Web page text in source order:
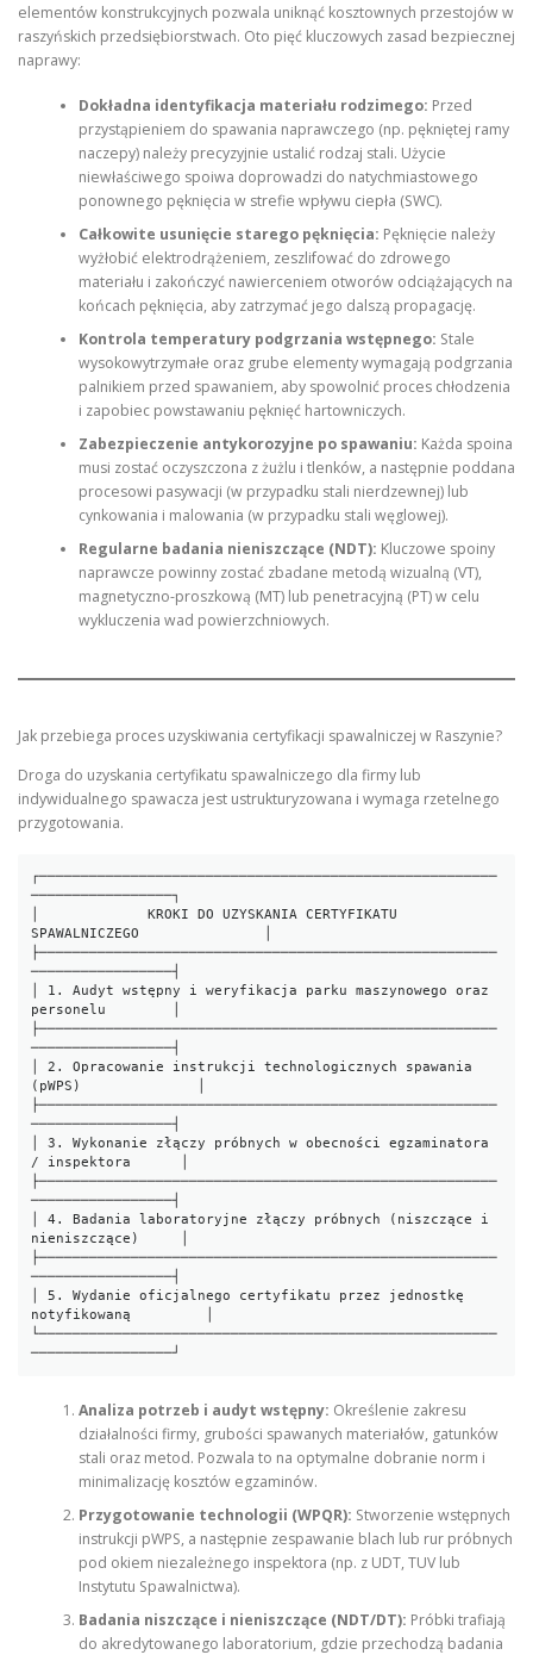
elementów konstrukcyjnych pozwala uniknąć kosztownych przestojów w
raszyńskich przedsiębiorstwach. Oto pięć kluczowych zasad bezpiecznej
naprawy:
Dokładna identyfikacja materiału rodzimego: Przed
przystąpieniem do spawania naprawczego (np. pękniętej ramy
naczepy) należy precyzyjnie ustalić rodzaj stali. Użycie
niewłaściwego spoiwa doprowadzi do natychmiastowego
ponownego pęknięcia w strefie wpływu ciepła (SWC).
Całkowite usunięcie starego pęknięcia: Pęknięcie należy
wyżłobić elektrodrążeniem, zeszlifować do zdrowego
materiału i zakończyć nawierceniem otworów odciążających na
końcach pęknięcia, aby zatrzymać jego dalszą propagację.
Kontrola temperatury podgrzania wstępnego: Stale
wysokowytrzymałe oraz grube elementy wymagają podgrzania
palnikiem przed spawaniem, aby spowolnić proces chłodzenia
i zapobiec powstawaniu pęknięć hartowniczych.
Zabezpieczenie antykorozyjne po spawaniu: Każda spoina
musi zostać oczyszczona z żużlu i tlenków, a następnie poddana
procesowi pasywacji (w przypadku stali nierdzewnej) lub
cynkowania i malowania (w przypadku stali węglowej).
Regularne badania nieniszczące (NDT): Kluczowe spoiny
naprawcze powinny zostać zbadane metodą wizualną (VT),
magnetyczno-proszkową (MT) lub penetracyjną (PT) w celu
wykluczenia wad powierzchniowych.
Jak przebiega proces uzyskiwania certyfikacji spawalniczej w Raszynie?
Droga do uzyskania certyfikatu spawalniczego dla firmy lub
indywidualnego spawacza jest ustrukturyzowana i wymaga rzetelnego
przygotowania.
┌───────────────────────────────────────────────────────
─────────────────┐
│             KROKI DO UZYSKANIA CERTYFIKATU
SPAWALNICZEGO               │
├───────────────────────────────────────────────────────
─────────────────┤
│ 1. Audyt wstępny i weryfikacja parku maszynowego oraz
personelu        │
├───────────────────────────────────────────────────────
─────────────────┤
│ 2. Opracowanie instrukcji technologicznych spawania
(pWPS)              │
├───────────────────────────────────────────────────────
─────────────────┤
│ 3. Wykonanie złączy próbnych w obecności egzaminatora
/ inspektora      │
├───────────────────────────────────────────────────────
─────────────────┤
│ 4. Badania laboratoryjne złączy próbnych (niszczące i
nieniszczące)     │
├───────────────────────────────────────────────────────
─────────────────┤
│ 5. Wydanie oficjalnego certyfikatu przez jednostkę
notyfikowaną         │
└───────────────────────────────────────────────────────
Analiza potrzeb i audyt wstępny: Określenie zakresu
działalności firmy, grubości spawanych materiałów, gatunków
stali oraz metod. Pozwala to na optymalne dobranie norm i
minimalizację kosztów egzaminów.
Przygotowanie technologii (WPQR): Stworzenie wstępnych
instrukcji pWPS, a następnie zespawanie blach lub rur próbnych
pod okiem niezależnego inspektora (np. z UDT, TUV lub
Instytutu Spawalnictwa).
Badania niszczące i nieniszczące (NDT/DT): Próbki trafiają
do akredytowanego laboratorium, gdzie przechodzą badania